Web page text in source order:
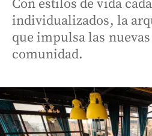
Con estilos de vida
individualizados, la
que impulsa las
comunidad.